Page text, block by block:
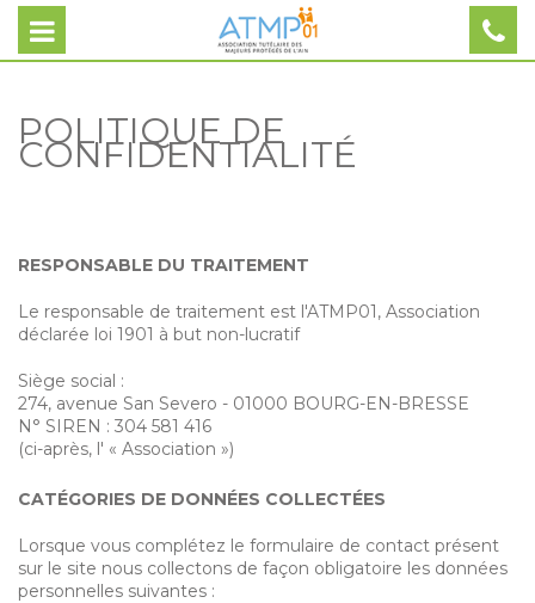
POLITIQUE DE
CONFIDENTIALITÉ
RESPONSABLE DU TRAITEMENT
Le responsable de traitement est l'ATMP01, Association
déclarée loi 1901 à but non-lucratif
Siège social :
274, avenue San Severo - 01000 BOURG-EN-BRESSE
N° SIREN : 304 581 416
(ci-après, l' « Association »)
CATÉGORIES DE DONNÉES COLLECTÉES
Lorsque vous complétez le formulaire de contact présent
sur le site nous collectons de façon obligatoire les données
personnelles suivantes :